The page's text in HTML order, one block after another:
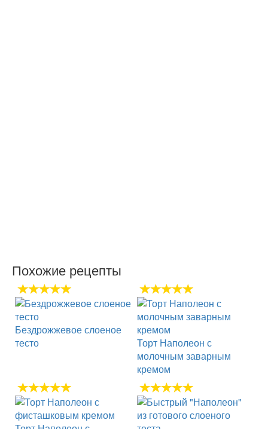
Похожие рецепты
Бездрожжевое слоеное
тесто
Торт Наполеон с
молочным заварным
кремом